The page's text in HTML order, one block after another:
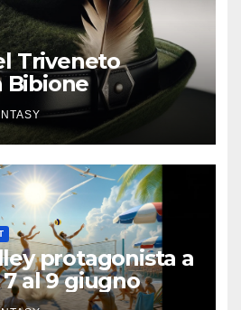
Triveneto
Bibione
protagonista a
al 9 giugno